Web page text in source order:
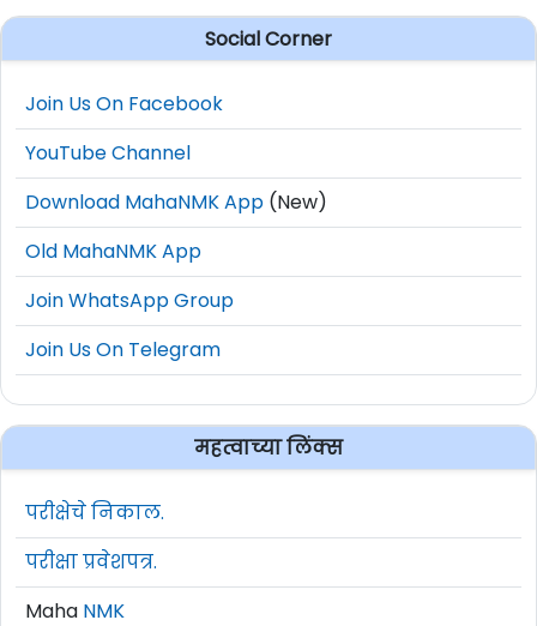
Social Corner
Join Us On Facebook
YouTube Channel
Download MahaNMK App (New)
Old MahaNMK App
Join WhatsApp Group
Join Us On Telegram
महत्वाच्या लिंक्स
परीक्षेचे निकाल.
परीक्षा प्रवेशपत्र.
Maha NMK